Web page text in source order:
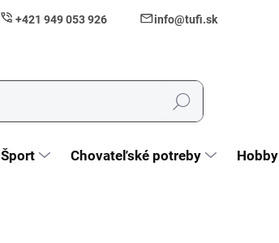
+421 949 053 926 info@tufi.sk
Hľadať
Šport Chovateľské potreby Hobby